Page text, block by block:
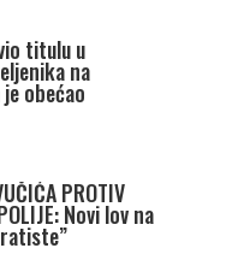
titulu u
na
obećao
PROTIV
Novi lov na